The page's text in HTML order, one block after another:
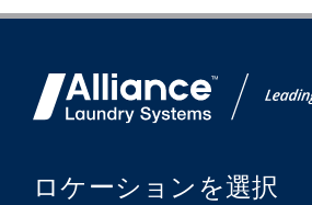
ロケーションを選択